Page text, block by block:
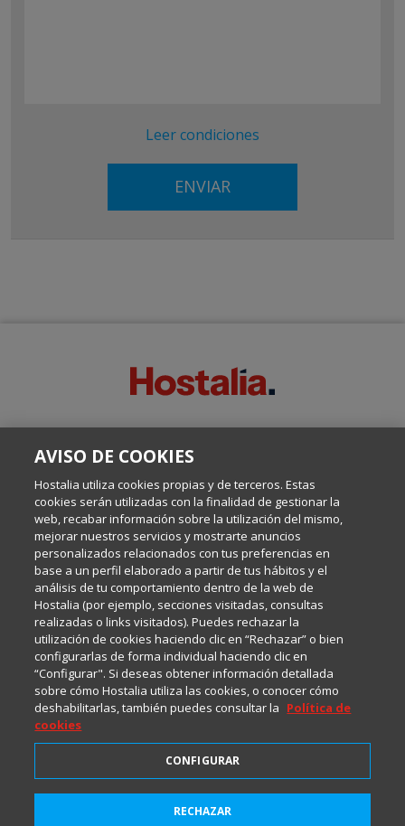
Leer condiciones
Escrito por el equipo de Comunicación de Hostalia, dirigido por
Internet y Tecnología.
Política de privacidad
Política de cookies
Aviso legal
2001-2026 © Copyright
AVISO DE COOKIES
Hostalia utiliza cookies propias y de terceros. Estas
cookies serán utilizadas con la finalidad de gestionar la
web, recabar información sobre la utilización del mismo,
mejorar nuestros servicios y mostrarte anuncios
personalizados relacionados con tus preferencias en
base a un perfil elaborado a partir de tus hábitos y el
análisis de tu comportamiento dentro de la web de
Hostalia (por ejemplo, secciones visitadas, consultas
realizadas o links visitados). Puedes rechazar la
utilización de cookies haciendo clic en “Rechazar” o bien
configurarlas de forma individual haciendo clic en
“Configurar". Si deseas obtener información detallada
sobre cómo Hostalia utiliza las cookies, o conocer cómo
deshabilitarlas, también puedes consultar la Política de
cookies
CONFIGURAR
RECHAZAR